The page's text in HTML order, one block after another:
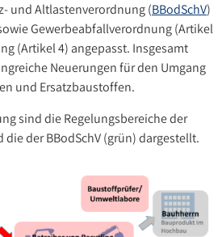
und Altlastenverordnung (BBodSchV)
Gewerbeabfallverordnung (Artikel
(Artikel 4) angepasst. Insgesamt
Neuerungen für den Umgang
und Ersatzbaustoffen.
sind die Regelungsbereiche der
der BBodSchV (grün) dargestellt.